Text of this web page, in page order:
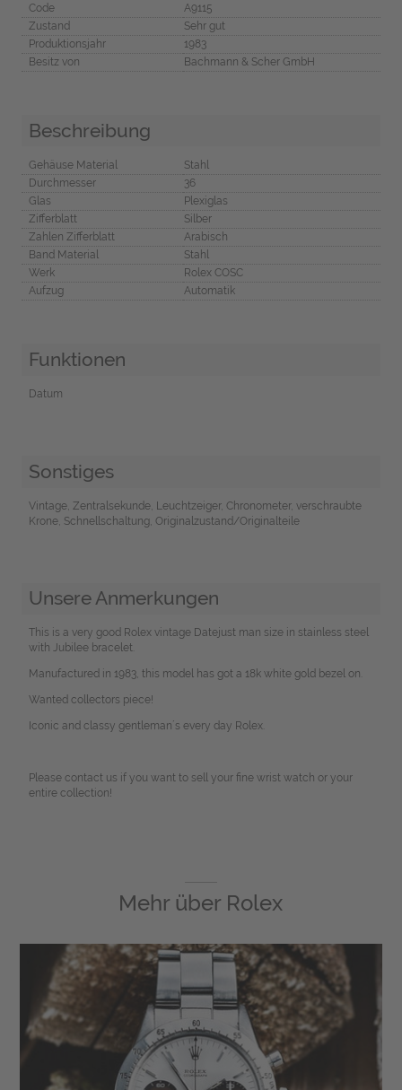
Code
A9115
Zustand
Sehr gut
Produktionsjahr
1983
Besitz von
Bachmann & Scher GmbH
Beschreibung
Gehäuse Material
Stahl
Durchmesser
36
Glas
Plexiglas
Zifferblatt
Silber
Zahlen Zifferblatt
Arabisch
Band Material
Stahl
Werk
Rolex COSC
Aufzug
Automatik
Funktionen
Datum
Sonstiges
Vintage, Zentralsekunde, Leuchtzeiger, Chronometer, verschraubte
Krone, Schnellschaltung, Originalzustand/Originalteile
Unsere Anmerkungen
This is a very good Rolex vintage Datejust man size in stainless steel
with Jubilee bracelet.
Manufactured in 1983, this model has got a 18k white gold bezel on.
Wanted collectors piece!
Iconic and classy gentleman´s every day Rolex.
Please contact us if you want to sell your fine wrist watch or your
entire collection!
Mehr über Rolex